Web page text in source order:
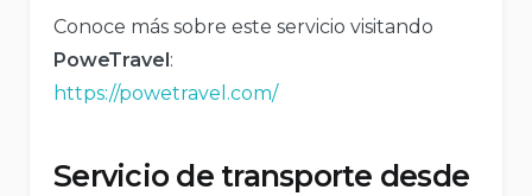
Conoce más sobre este servicio visitando
PoweTravel:
https://powetravel.com/
Servicio de transporte desde